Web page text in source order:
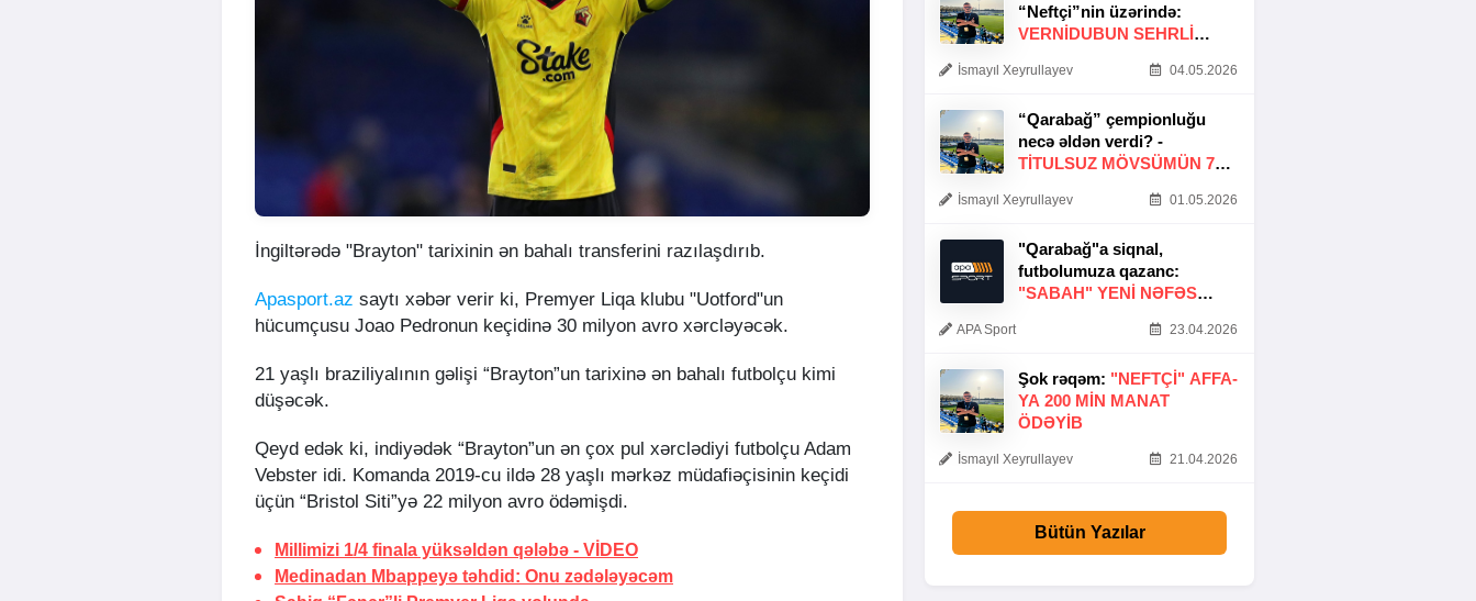
İngiltərədə "Brayton" tarixinin ən bahalı transferini razılaşdırıb.
Apasport.az saytı xəbər verir ki, Premyer Liqa klubu "Uotford"un
hücumçusu Joao Pedronun keçidinə 30 milyon avro xərcləyəcək.
21 yaşlı braziliyalının gəlişi “Brayton”un tarixinə ən bahalı futbolçu kimi
düşəcək.
Qeyd edək ki, indiyədək “Brayton”un ən çox pul xərclədiyi futbolçu Adam
Vebster idi. Komanda 2019-cu ildə 28 yaşlı mərkəz müdafiəçisinin keçidi
üçün “Bristol Siti”yə 22 milyon avro ödəmişdi.
Millimizi 1/4 finala yüksəldən qələbə - VİDEO
Medinadan Mbappeyə təhdid: Onu zədələyəcəm
“Neftçi”nin üzərində:
VERNİDUBUN SEHRLİ
İsmayıl Xeyrullayev 04.05.2026
“Qarabağ” çempionluğu
necə əldən verdi? -
TITULSUZ MÖVSÜMÜN 7
İsmayıl Xeyrullayev 01.05.2026
"Qarabağ"a siqnal,
futbolumuza qazanc:
"SABAH" YENI NƏFƏS
APA Sport 23.04.2026
Şok rəqəm: "NEFTÇI" AFFA-
YA 200 MIN MANAT
ÖDƏYIB
İsmayıl Xeyrullayev 21.04.2026
Bütün Yazılar